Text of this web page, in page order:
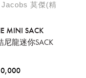
莫傑(精
MINI SACK
尼龍迷你SACK